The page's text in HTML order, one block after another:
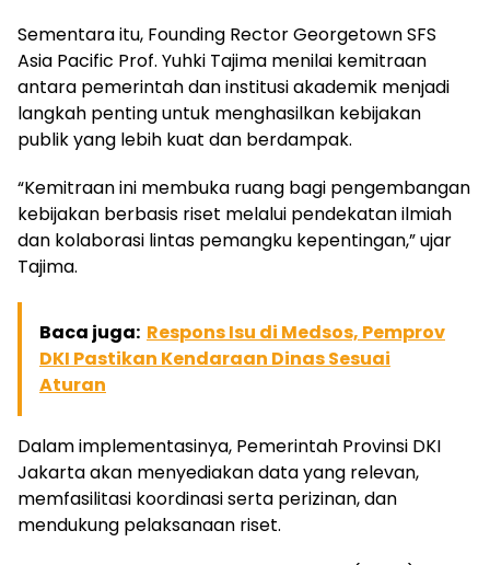
Sementara itu, Founding Rector Georgetown SFS
Asia Pacific Prof. Yuhki Tajima menilai kemitraan
antara pemerintah dan institusi akademik menjadi
langkah penting untuk menghasilkan kebijakan
publik yang lebih kuat dan berdampak.
“Kemitraan ini membuka ruang bagi pengembangan
kebijakan berbasis riset melalui pendekatan ilmiah
dan kolaborasi lintas pemangku kepentingan,” ujar
Tajima.
Baca juga: Respons Isu di Medsos, Pemprov
DKI Pastikan Kendaraan Dinas Sesuai
Aturan
Dalam implementasinya, Pemerintah Provinsi DKI
Jakarta akan menyediakan data yang relevan,
memfasilitasi koordinasi serta perizinan, dan
mendukung pelaksanaan riset.